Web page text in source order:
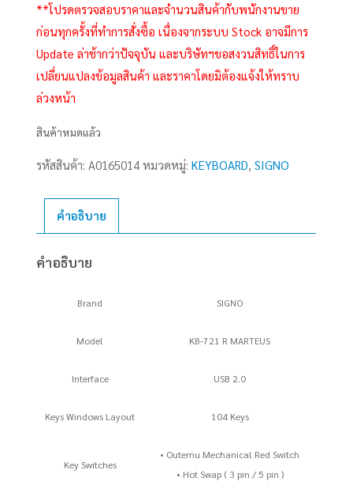
**โปรดตรวจสอบราคาและจำนวนสินค้ากับพนักงานขาย
ก่อนทุกครั้งที่ทำการสั่งซื้อ เนื่องจากระบบ Stock อาจมีการ
Update ล่าช้ากว่าปัจจุบัน และบริษัทฯขอสงวนสิทธิ์ในการ
เปลี่ยนแปลงข้อมูลสินค้า และราคาโดยมิต้องแจ้งให้ทราบ
ล่วงหน้า
สินค้าหมดแล้ว
รหัสสินค้า: A0165014 หมวดหมู่:KEYBOARD ,SIGNO
คำอธิบาย
คำอธิบาย
Brand SIGNO
Model KB-721 R MARTEUS
Interface USB 2.0
Keys Windows Layout 104 Keys
Key Switches
• Outemu Mechanical Red Switch
• Hot Swap ( 3 pin / 5 pin )